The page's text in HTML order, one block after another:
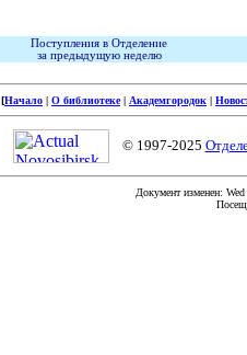
Поступления в Отделение
за предыдущую неделю
[Начало | О библиотеке| Академгородок |
© 1997-2025
Документ изменен: